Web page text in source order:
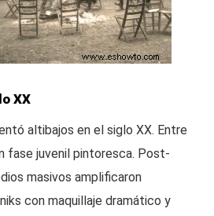
XX
altibajos en el siglo XX. Entre
fase juvenil pintoresca. Post-
masivos amplificaron
con maquillaje dramático y